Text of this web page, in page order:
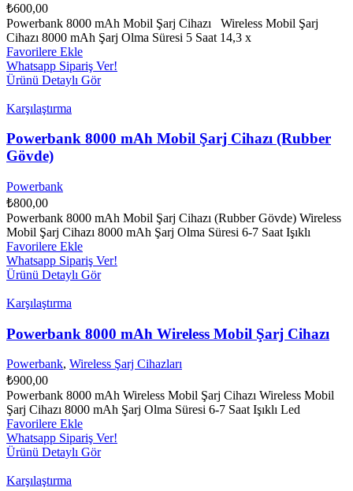
₺600,00
Powerbank 8000 mAh Mobil Şarj Cihazı Wireless Mobil Şarj
Cihazı 8000 mAh Şarj Olma Süresi 5 Saat 14,3 x
Favorilere Ekle
Whatsapp Sipariş Ver!
Ürünü Detaylı Gör
Karşılaştırma
Powerbank 8000 mAh Mobil Şarj Cihazı (Rubber
Gövde)
Powerbank
₺800,00
Powerbank 8000 mAh Mobil Şarj Cihazı (Rubber Gövde) Wireless
Mobil Şarj Cihazı 8000 mAh Şarj Olma Süresi 6-7 Saat Işıklı
Favorilere Ekle
Whatsapp Sipariş Ver!
Ürünü Detaylı Gör
Karşılaştırma
Powerbank 8000 mAh Wireless Mobil Şarj Cihazı
Powerbank, Wireless Şarj Cihazları
₺900,00
Powerbank 8000 mAh Wireless Mobil Şarj Cihazı Wireless Mobil
Şarj Cihazı 8000 mAh Şarj Olma Süresi 6-7 Saat Işıklı Led
Favorilere Ekle
Whatsapp Sipariş Ver!
Ürünü Detaylı Gör
Karşılaştırma